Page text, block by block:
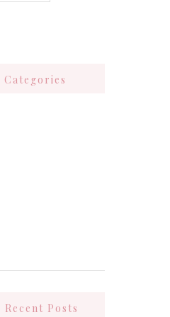
Categories
Recent Posts